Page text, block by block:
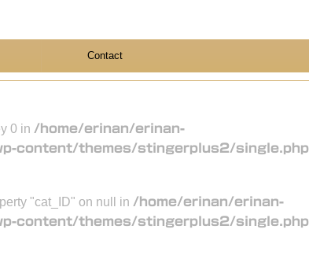
Contact
0 in /home/erinan/erinan-
content/themes/stingerplus2/single.php
"cat_ID" on null in /home/erinan/erinan-
content/themes/stingerplus2/single.php